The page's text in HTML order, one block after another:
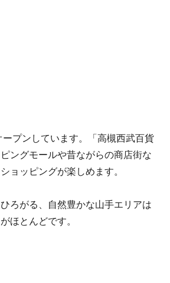
プンしています。「高槻西武百貨
ングモールや昔ながらの商店街な
ョッピングが楽しめます。
ろがる、自然豊かな山手エリアは
ほとんどです。